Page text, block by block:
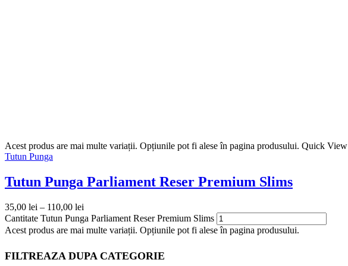
Acest produs are mai multe variații. Opțiunile pot fi alese în pagina produsului. Quick View
Tutun Punga
Tutun Punga Parliament Reser Premium Slims
35,00 lei – 110,00 lei
Cantitate Tutun Punga Parliament Reser Premium Slims
Acest produs are mai multe variații. Opțiunile pot fi alese în pagina produsului.
FILTREAZA DUPA CATEGORIE